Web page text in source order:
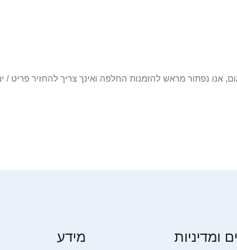
שקיבלת פריט פגום / פגום, אנו נפתור מראש להזמנות החלפה ואינך צריך
ומדיניות מידע